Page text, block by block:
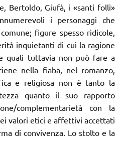
Bertoldo, Giufà, i «santi folli»
i personaggi che
figure spesso ridicole,
inquietanti di cui la ragione
quali tuttavia non può fare a
nella fiaba, nel romanzo,
e religiosa non è tanto la
quanto il suo rapporto
complementarietà con la
valori etici e affettivi accettati
di convivenza. Lo stolto e la